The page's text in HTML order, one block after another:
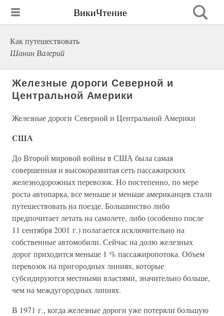
ВикиЧтение
Как путешествовать
Шанин Валерий
Железные дороги Северной и
Центральной Америки
Железные дороги Северной и Центральной Америки
США
До Второй мировой войны в США была самая
совершенная и высокоразвитая сеть пассажирских
железнодорожных перевозок. Но постепенно, по мере
роста автопарка, все меньше и меньше американцев стали
путешествовать на поезде. Большинство либо
предпочитает летать на самолете, либо (особенно после
11 сентября 2001 г.) полагается исключительно на
собственные автомобили. Сейчас на долю железных
дорог приходится меньше 1 % пассажиропотока. Объем
перевозок на пригородных линиях, которые
субсидируются местными властями, значительно больше,
чем на междугородных линиях.
В 1971 г., когда железные дороги уже потеряли большую